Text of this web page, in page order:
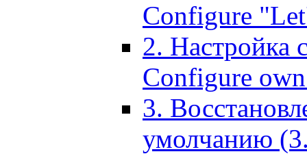
Configure
2. Настройка
Configure
3.
умолчанию